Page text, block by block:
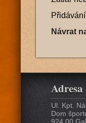
Návrat
Adresa
Ul. Kpt.
Dom